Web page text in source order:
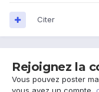
Citer
Rejoignez la
Vous pouvez poster